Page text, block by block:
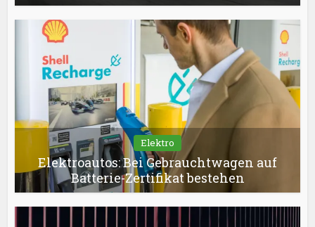
Elektro
Elektroautos: Bei Gebrauchtwagen auf
Batterie-Zertifikat bestehen